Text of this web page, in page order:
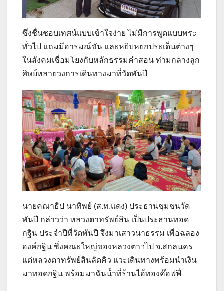
ซึ่งชื่นชอบเทศน์แบบเข้าใจง่าย ไม่มีการพูดแบบพระ
ทั่วไป แถมมีอารมณ์ขัน และหยิบหยกประเด็นต่างๆ
ในสังคมเชื่อมโยงกับหลักธรรมคำสอน ท่ามกลางลูก
ศิษย์หลายวงการเดินทางมาที่วัดพันปี
นายคณาธิป นาทิพย์ (ส.ท.แดง) ประธานชุมชนวัด
พันปี กล่าวว่า หลวงตาทรัพย์สิน เป็นประธานทอด
กฐิน ประจำปีที่วัดพันปี จึงมาเสาวนาธรรม เพื่อฉลอง
องค์กฐิน ซึ่งคณะใหญ่ของหลวงตาฯไป จ.สกลนคร
แต่หลวงตาทรัพย์สินลัดคิว แวะเดินทางพร้อมนำเงิน
มาทอดกฐิน พร้อมมาฉันน้ำที่ร้านไอ้ทองค๊อฟฟี่